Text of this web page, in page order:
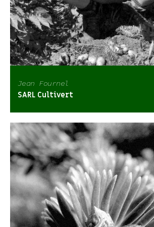
Jean Fournel
SARL Cultivert